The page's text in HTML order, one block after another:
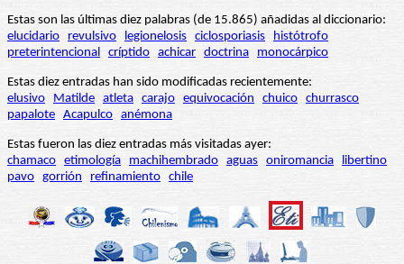
Estas son las últimas diez palabras (de 15.865) añadidas al diccionario:
elucidario
revulsivo legionelosis ciclosporiasis
histótrofo
preterintencional
críptido achicar doctrina monocárpico
Estas diez entradas han sido modificadas recientemente:
elusivo
Matilde atleta carajo equivocación chuico churrasco
papalote Acapulco anémona
Estas fueron las diez entradas más visitadas ayer:
chamaco etimología machihembrado aguas oniromancia
libertino
pavo gorrión refinamiento chile